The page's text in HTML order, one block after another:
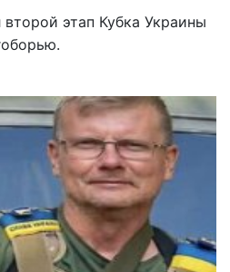
этап Кубка Украины